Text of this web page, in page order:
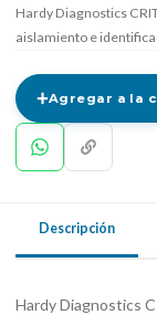
Hardy Diagnostics
aislamiento e
Agregar a la
Descripción
Hardy Diagnostics